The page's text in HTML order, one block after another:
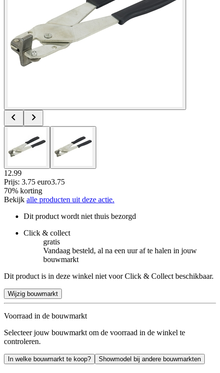
12.99
Prijs: 3.75 euro3.75
70% korting
Bekijk alle producten uit deze actie.
Dit product wordt niet thuis bezorgd
Click & collect
gratis
Vandaag besteld, al na een uur af te halen in jouw
bouwmarkt
Dit product is in deze winkel niet voor Click & Collect beschikbaar.
Wijzig bouwmarkt
Voorraad in de bouwmarkt
Selecteer jouw bouwmarkt om de voorraad in de winkel te
controleren.
In welke bouwmarkt te koop? Showmodel bij andere bouwmarkten